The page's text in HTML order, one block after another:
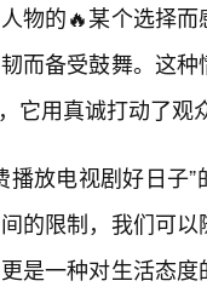
物的🔥某个选择
而备受鼓舞。这
它用真诚打动了观
播放电视剧好日子
的限制，我们可
是一种对生活态